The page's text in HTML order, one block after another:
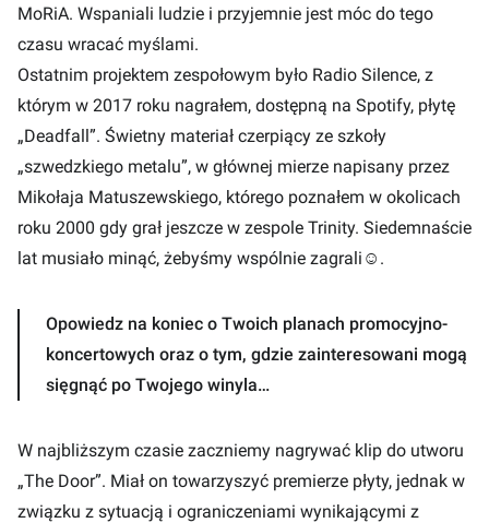
MoRiA. Wspaniali ludzie i przyjemnie jest móc do tego
czasu wracać myślami.
Ostatnim projektem zespołowym było Radio Silence, z
którym w 2017 roku nagrałem, dostępną na Spotify, płytę
„Deadfall”. Świetny materiał czerpiący ze szkoły
„szwedzkiego metalu”, w głównej mierze napisany przez
Mikołaja Matuszewskiego, którego poznałem w okolicach
roku 2000 gdy grał jeszcze w zespole Trinity. Siedemnaście
lat musiało minąć, żebyśmy wspólnie zagrali☺.
Opowiedz na koniec o Twoich planach promocyjno-
koncertowych oraz o tym, gdzie zainteresowani mogą
sięgnąć po Twojego winyla…
W najbliższym czasie zaczniemy nagrywać klip do utworu
„The Door”. Miał on towarzyszyć premierze płyty, jednak w
związku z sytuacją i ograniczeniami wynikającymi z